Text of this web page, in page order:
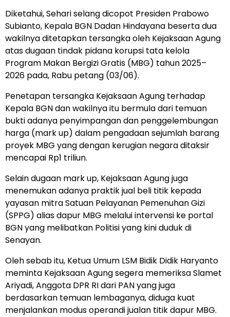
Diketahui, Sehari selang dicopot Presiden Prabowo
Subianto, Kepala BGN Dadan Hindayana beserta dua
wakilnya ditetapkan tersangka oleh Kejaksaan Agung
atas dugaan tindak pidana korupsi tata kelola
Program Makan Bergizi Gratis (MBG) tahun 2025–
2026 pada, Rabu petang (03/06).
Penetapan tersangka Kejaksaan Agung terhadap
Kepala BGN dan wakilnya itu bermula dari temuan
bukti adanya penyimpangan dan penggelembungan
harga (mark up) dalam pengadaan sejumlah barang
proyek MBG yang dengan kerugian negara ditaksir
mencapai Rp1 triliun.
Selain dugaan mark up, Kejaksaan Agung juga
menemukan adanya praktik jual beli titik kepada
yayasan mitra Satuan Pelayanan Pemenuhan Gizi
(SPPG) alias dapur MBG melalui intervensi ke portal
BGN yang melibatkan Politisi yang kini duduk di
Senayan.
Oleh sebab itu, Ketua Umum LSM Bidik Didik Haryanto
meminta Kejaksaan Agung segera memeriksa Slamet
Ariyadi, Anggota DPR RI dari PAN yang juga
berdasarkan temuan lembaganya, diduga kuat
menjalankan modus operandi jualan titik dapur MBG.